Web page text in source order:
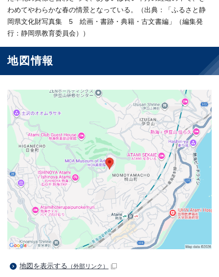
わめてやわらかな春の情景となっている。（出典：「ふるさと静
岡県文化財写真集 5 絵画・書跡・典籍・古文書編」（編集発
行：静岡県教育委員会））
地図情報
地図を表示する （外部リンク）